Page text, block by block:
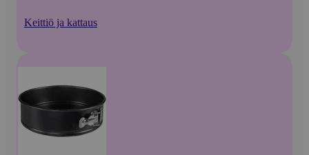
Keittiö ja kattaus